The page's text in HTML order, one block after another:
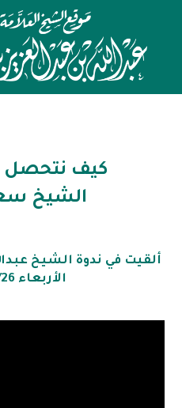
كيف نتحصل
الشيخ
ألقيت في ندوة الشيخ
الأربعاء 1439/11/26هـ